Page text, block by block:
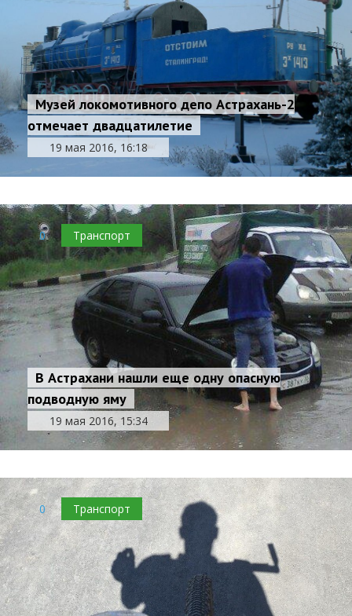
Музей локомотивного депо Астрахань-2
отмечает двадцатилетие
19 мая 2016, 16:18
0 Транспорт
В Астрахани нашли еще одну опасную
подводную яму
19 мая 2016, 15:34
0 Транспорт